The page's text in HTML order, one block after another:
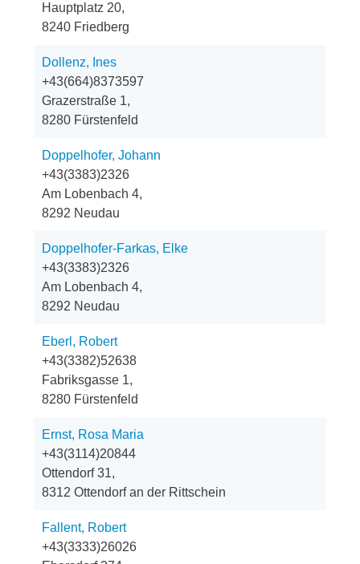
Hauptplatz 20,
8240 Friedberg
Dollenz, Ines
+43(664)8373597
Grazerstraße 1,
8280 Fürstenfeld
Doppelhofer, Johann
+43(3383)2326
Am Lobenbach 4,
8292 Neudau
Doppelhofer-Farkas, Elke
+43(3383)2326
Am Lobenbach 4,
8292 Neudau
Eberl, Robert
+43(3382)52638
Fabriksgasse 1,
8280 Fürstenfeld
Ernst, Rosa Maria
+43(3114)20844
Ottendorf 31,
8312 Ottendorf an der Rittschein
Fallent, Robert
+43(3333)26026